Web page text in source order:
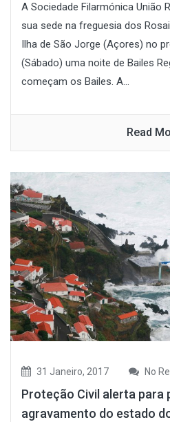
A Sociedade Filarmónica União
sua sede na freguesia dos
Ilha de São Jorge (Açores) no
(Sábado) uma noite de Bailes
começam os Bailes. A...
Read
31 Janeiro, 2017 No
Proteção Civil alerta para
agravamento do estado